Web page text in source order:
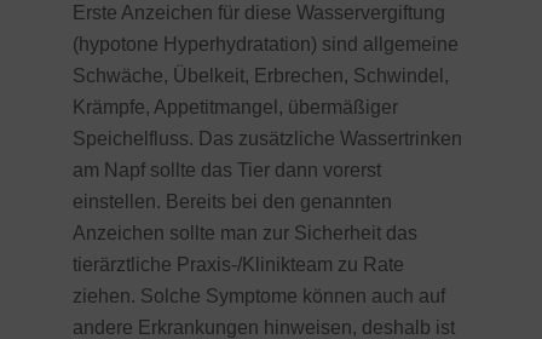
Erste Anzeichen für diese Wasservergiftung
(hypotone Hyperhydratation) sind allgemeine
Schwäche, Übelkeit, Erbrechen, Schwindel,
Krämpfe, Appetitmangel, übermäßiger
Speichelfluss. Das zusätzliche Wassertrinken
am Napf sollte das Tier dann vorerst
einstellen. Bereits bei den genannten
Anzeichen sollte man zur Sicherheit das
tierärztliche Praxis-/Klinikteam zu Rate
ziehen. Solche Symptome können auch auf
andere Erkrankungen hinweisen, deshalb ist